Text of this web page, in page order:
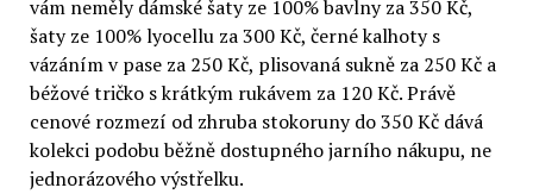
vám neměly dámské šaty ze 100% bavlny za 350 Kč,
šaty ze 100% lyocellu za 300 Kč, černé kalhoty s
vázáním v pase za 250 Kč, plisovaná sukně za 250 Kč a
béžové tričko s krátkým rukávem za 120 Kč. Právě
cenové rozmezí od zhruba stokoruny do 350 Kč dává
kolekci podobu běžně dostupného jarního nákupu, ne
jednorázového výstřelku.